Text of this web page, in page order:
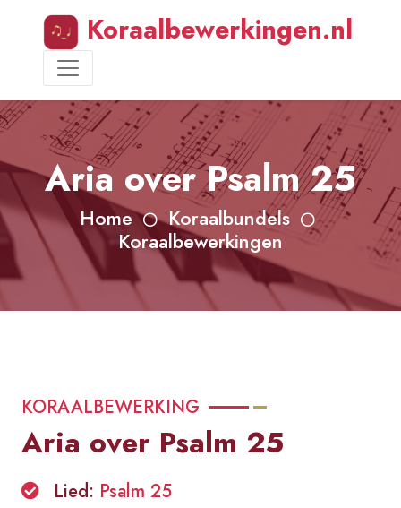
Koraalbewerkingen.nl
Aria over Psalm 25
Home
Koraalbundels
Koraalbewerkingen
KORAALBEWERKING
Aria over Psalm 25
Lied: Psalm 25